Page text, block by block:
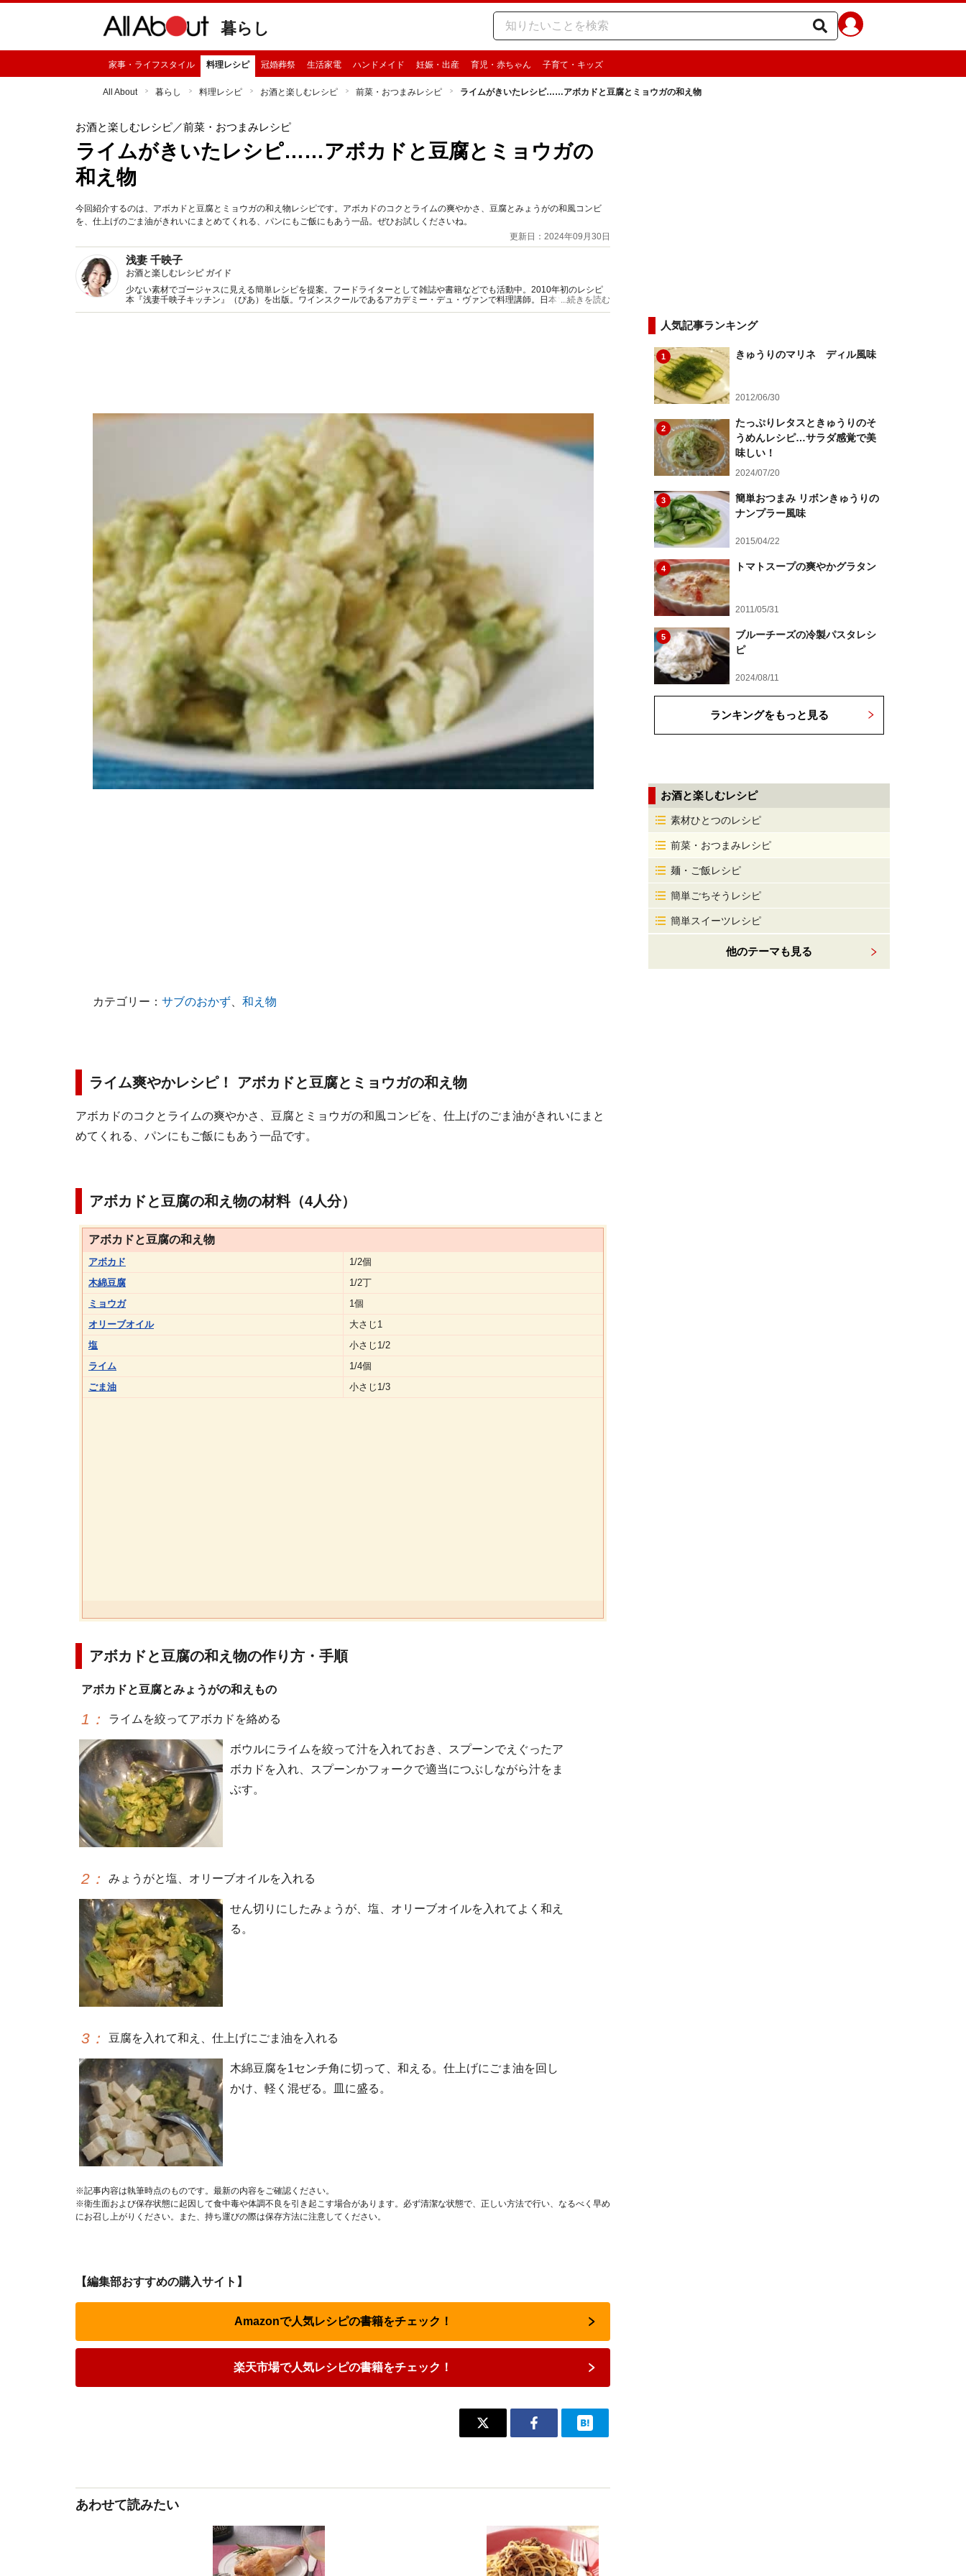
暮らし
家事・ライフスタイル 料理レシピ 冠婚葬祭 生活家電 ハンドメイド 妊娠・出産 育児・赤ちゃん 子育て・キッズ
All About 暮らし 料理レシピ お酒と楽しむレシピ 前菜・おつまみレシピ ライムがきいたレシピ……アボカドと豆腐とミョウガの和え物
お酒と楽しむレシピ／前菜・おつまみレシピ
ライムがきいたレシピ……アボカドと豆腐とミョウガの
和え物
今回紹介するのは、アボカドと豆腐とミョウガの和え物レシピです。アボカドのコクとライムの爽やかさ、豆腐とみょうがの和風コンビ
を、仕上げのごま油がきれいにまとめてくれる、パンにもご飯にもあう一品。ぜひお試しくださいね。
更新日：2024年09月30日
浅妻 千映子
お酒と楽しむレシピ ガイド
少ない素材でゴージャスに見える簡単レシピを提案。フードライターとして雑誌や書籍などでも活動中。2010年初のレシピ
本『浅妻千映子キッチン』（ぴあ）を出版。ワインスクールであるアカデミー・デュ・ヴァンで料理講師。日本ソムリエ協会
認定ワインエキスパート。
...続きを読む
カテゴリー： サブのおかず、 和え物
ライム爽やかレシピ！ アボカドと豆腐とミョウガの和え物
アボカドのコクとライムの爽やかさ、豆腐とミョウガの和風コンビを、仕上げのごま油がきれいにまと
めてくれる、パンにもご飯にもあう一品です。
アボカドと豆腐の和え物の材料（4人分）
アボカドと豆腐の和え物
アボカド
1/2個
木綿豆腐
1/2丁
ミョウガ
1個
オリーブオイル
大さじ1
塩
小さじ1/2
ライム
1/4個
ごま油
小さじ1/3
アボカドと豆腐の和え物の作り方・手順
アボカドと豆腐とみょうがの和えもの
1 ： ライムを絞ってアボカドを絡める
ボウルにライムを絞って汁を入れておき、スプーンでえぐったア
ボカドを入れ、スプーンかフォークで適当につぶしながら汁をま
ぶす。
2 ： みょうがと塩、オリーブオイルを入れる
せん切りにしたみょうが、塩、オリーブオイルを入れてよく和え
る。
3 ： 豆腐を入れて和え、仕上げにごま油を入れる
木綿豆腐を1センチ角に切って、和える。仕上げにごま油を回し
かけ、軽く混ぜる。皿に盛る。
※記事内容は執筆時点のものです。最新の内容をご確認ください。
※衛生面および保存状態に起因して食中毒や体調不良を引き起こす場合があります。必ず清潔な状態で、正しい方法で行い、なるべく早め
にお召し上がりください。また、持ち運びの際は保存方法に注意してください。
【編集部おすすめの購入サイト】
Amazonで人気レシピの書籍をチェック！
楽天市場で人気レシピの書籍をチェック！
あわせて読みたい
人気記事ランキング
1 きゅうりのマリネ ディル風味
2012/06/30
2
たっぷりレタスときゅうりのそ
うめんレシピ…サラダ感覚で美
味しい！
2024/07/20
3
簡単おつまみ リボンきゅうりの
ナンプラー風味
2015/04/22
4 トマトスープの爽やかグラタン
2011/05/31
5
ブルーチーズの冷製パスタレシ
ピ
2024/08/11
ランキングをもっと見る
お酒と楽しむレシピ
素材ひとつのレシピ
前菜・おつまみレシピ
麺・ご飯レシピ
簡単ごちそうレシピ
簡単スイーツレシピ
他のテーマも見る